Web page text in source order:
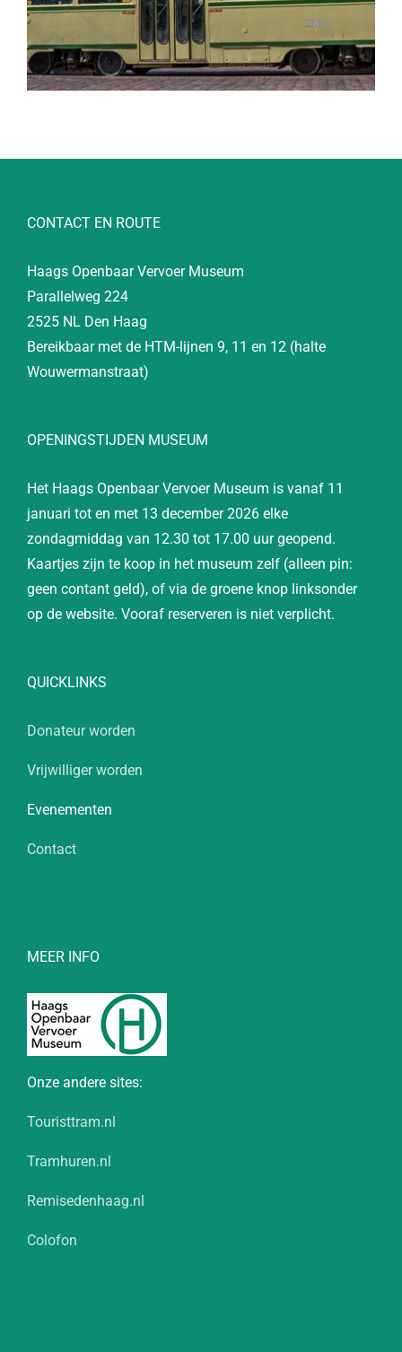
CONTACT EN ROUTE
Haags Openbaar Vervoer Museum
Parallelweg 224
2525 NL Den Haag
Bereikbaar met de HTM-lijnen 9, 11 en 12 (halte
Wouwermanstraat)
OPENINGSTIJDEN MUSEUM
Het Haags Openbaar Vervoer Museum is vanaf 11
januari tot en met 13 december 2026 elke
zondagmiddag van 12.30 tot 17.00 uur geopend.
Kaartjes zijn te koop in het museum zelf (alleen pin:
geen contant geld), of via de groene knop linksonder
op de website. Vooraf reserveren is niet verplicht.
QUICKLINKS
Donateur worden
Vrijwilliger worden
Evenementen
Contact
MEER INFO
Onze andere sites:
Touristtram.nl
Tramhuren.nl
Remisedenhaag.nl
Colofon